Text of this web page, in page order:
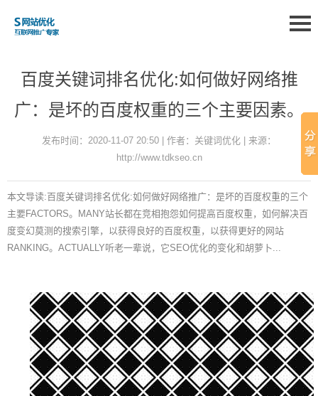
百度关键词排名优化:如何做好网络推
广：是坏的百度权重的三个主要因素。
发布时间：2020-11-07 20:50 | 作者：关键词优化 | 来源：
http://www.tdkseo.cn
本文导读:百度关键词排名优化:如何做好网络推广：是坏的百度权重的三个
主要FACTORS。MANY站长都在竞相抱怨如何提高百度权重，如何解决百
度变幻莫测的搜索引擎，以获得良好的百度权重，以获得更好的网站
RANKING。ACTUALLY听老一辈说，它SEO优化的变化和胡萝卜...